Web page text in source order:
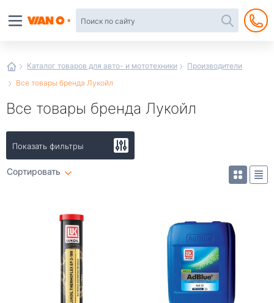
Каталог товаров для авто- и мототехники
Производители
Все товары бренда Лукойл
Все товары бренда Лукойл
Показать фильтры
Сортировать
интернет-